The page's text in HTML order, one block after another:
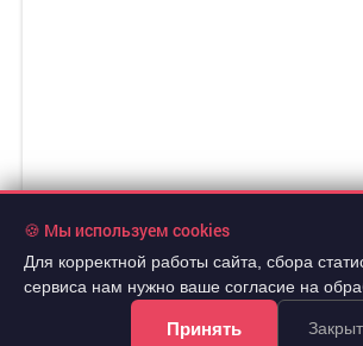
🍪 Мы используем cookies
Для корректной работы сайта, сбора
сервиса нам нужно ваше согласие на
Принять